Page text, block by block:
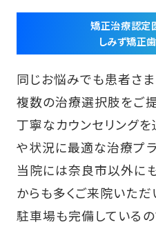
矯正治療認定
しみず矯正
同じお悩みでも患者さ
複数の治療選択肢をご提
丁寧なカウンセリング
や状況に最適な治療プ
当院には奈良市以外に
からも多くご来院いただ
駐車場も完備している